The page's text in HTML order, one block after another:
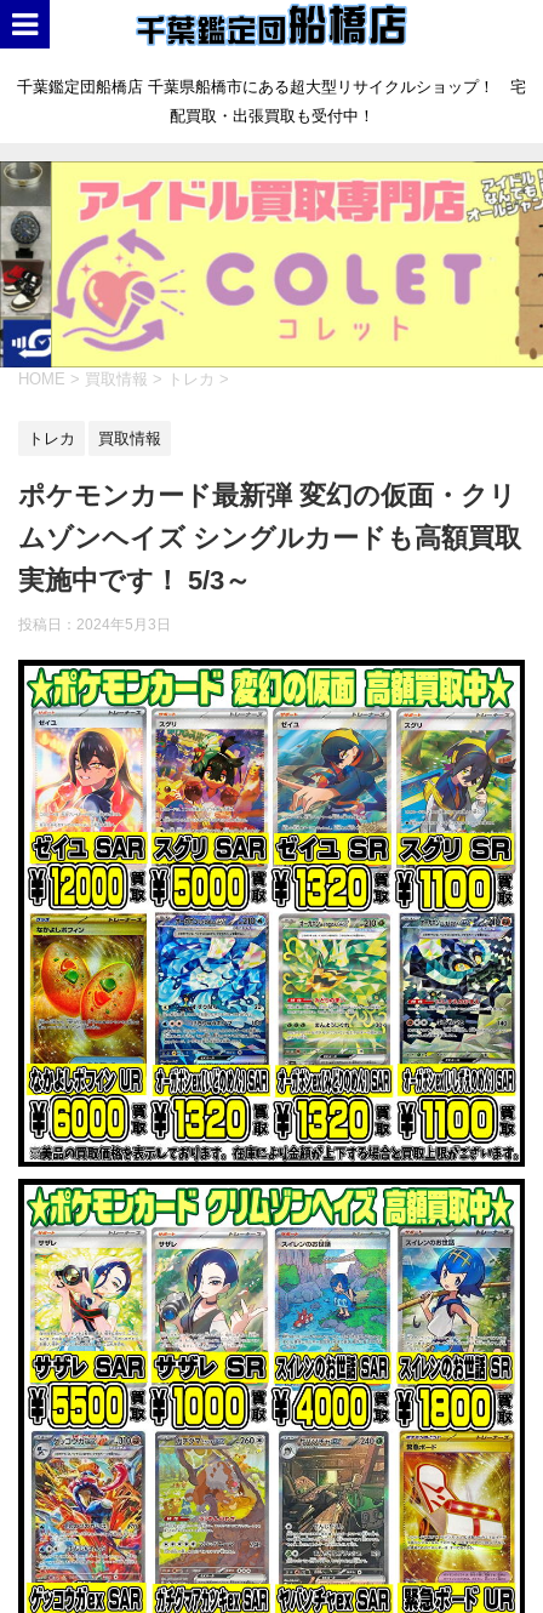
千葉鑑定団船橋店 千葉県船橋市にある超大型リサイクルショップ！ 宅
配買取・出張買取も受付中！
HOME > 買取情報 > トレカ >
トレカ 買取情報
ポケモンカード最新弾 変幻の仮面・クリ
ムゾンヘイズ シングルカードも高額買取
実施中です！ 5/3～
投稿日： 2024年5月3日